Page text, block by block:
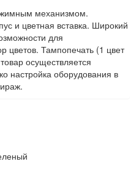
механизмом.
и цветная вставка. Широкий
для
цветов. Тампопечать (1 цвет
осуществляется
настройка оборудования в